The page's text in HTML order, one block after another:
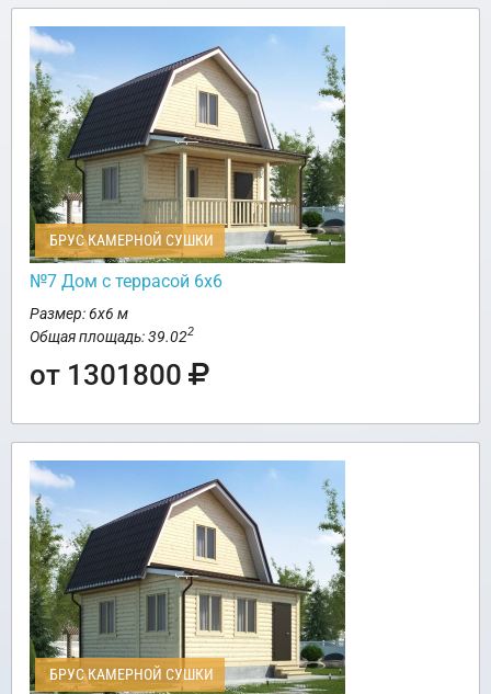
БРУС КАМЕРНОЙ СУШКИ
№7 Дом с террасой 6х6
Размер: 6х6 м
Общая площадь: 39.022
от 1301800
БРУС КАМЕРНОЙ СУШКИ